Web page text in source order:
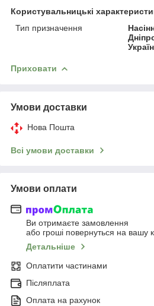
Користувальницькі
Тип призначення
Приховати
Умови доставки
Нова Пошта
Всі умови доставки
Умови оплати
Ви отримаєте замовлення
або гроші повернуться на вашу
Детальніше
Оплатити частинами
Післяплата
Оплата на рахунок